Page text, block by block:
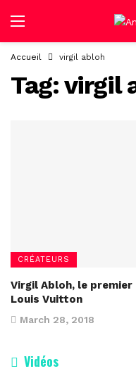
Accueil virgil abloh
Tag:virgil
CRÉATEURS
Virgil Abloh, le
Louis Vuitton
March 28, 2018
Vidéos